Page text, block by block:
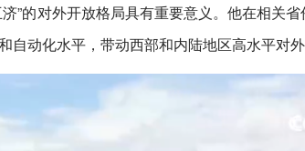
”的对外开放格局具有重要意义。他在相关
动化水平，带动西部和内陆地区高水平对外